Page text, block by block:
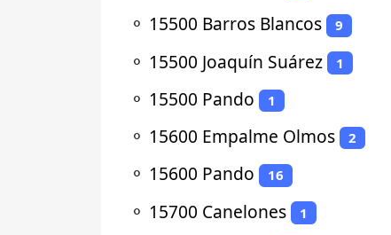
⚬ 15500 Barros Blancos 9
⚬ 15500 Joaquín Suárez 1
⚬ 15500 Pando 1
⚬ 15600 Empalme Olmos 2
⚬ 15600 Pando 16
⚬ 15700 Canelones 1